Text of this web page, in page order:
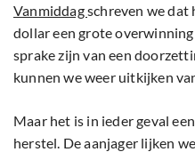
Vanmiddagschreven we dat
dollar een grote
sprake zijn van een
kunnen we weer uitkijken
Maar het is in ieder geval
herstel. De aanjager lijken